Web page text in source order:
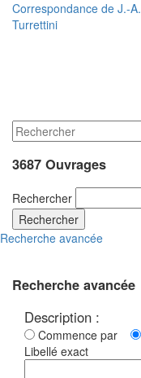
Correspondance de J.-A.
Turrettini
3687 Ouvrages
Rechercher
Rechercher
Recherche avancée
Recherche avancée
Description :
Commence par
Libellé exact